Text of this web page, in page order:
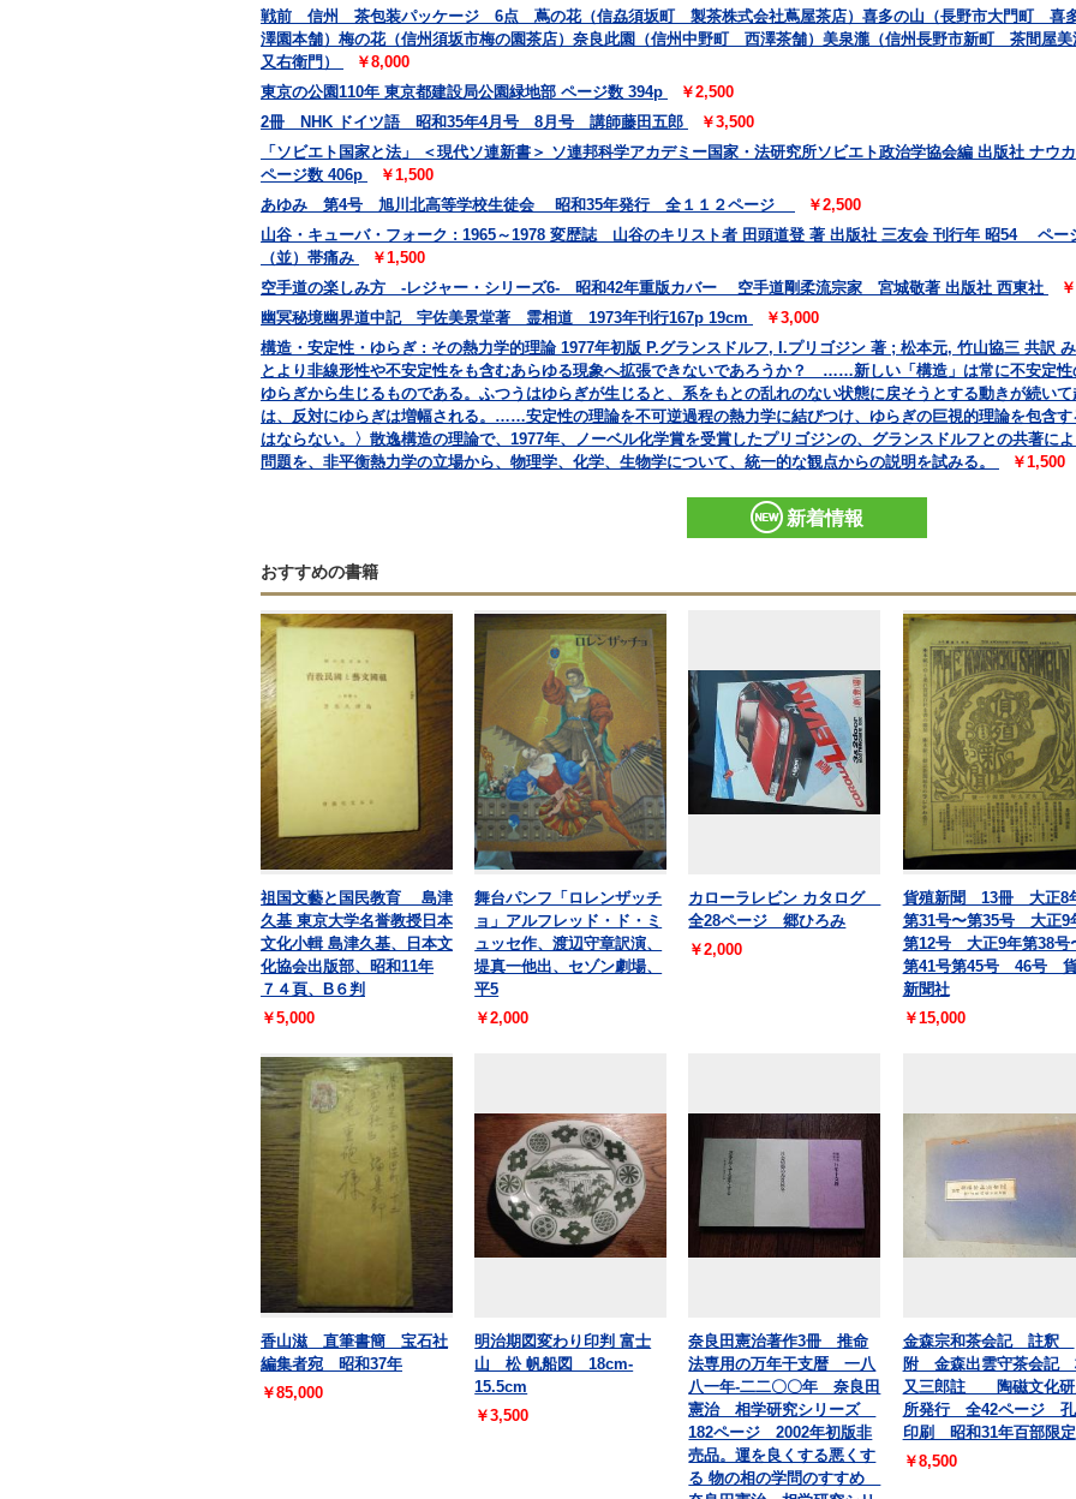
戦前 信州 茶包装パッケージ 6点 蔦の花（信劦須坂町 製茶株式会社蔦屋茶店）喜多の山（長野市大門町 喜
澤園本舗）梅の花（信州須坂市梅の園茶店）奈良此園（信州中野町 西澤茶舗）美泉瀧（信州長野市新町 茶間屋
又右衛門）
￥8,000
東京の公園110年 東京都建設局公園緑地部 ページ数 394p
￥2,500
2冊 NHK ドイツ語 昭和35年4月号 8月号 講師藤田五郎
￥3,500
「ソビエト国家と法」 ＜現代ソ連新書＞ ソ連邦科学アカデミー国家・法研究所ソビエト政治学協会編 出版社 ナウ
ページ数 406p
￥1,500
あゆみ 第4号 旭川北高等学校生徒会 昭和35年発行 全１１２ページ
￥2,500
山谷・キューバ・フォーク : 1965～1978 変歴誌 山谷のキリスト者 田頭道登 著 出版社 三友会 刊行年 昭54 ペー
（並）帯痛み
￥1,500
空手道の楽しみ方 -レジャー・シリーズ6- 昭和42年重版カバー 空手道剛柔流宗家 宮城敬著 出版社 西東社
幽冥秘境幽界道中記 宇佐美景堂著 霊相道 1973年刊行167p 19cm
￥3,000
構造・安定性・ゆらぎ : その熱力学的理論 1977年初版 P.グランスドルフ, I.プリゴジン 著 ; 松本元, 竹山協三 共訳
とより非線形性や不安定性をも含むあらゆる現象へ拡張できないであろうか？ ……新しい「構造」は常に不安定性
ゆらぎから生じるものである。ふつうはゆらぎが生じると、系をもとの乱れのない状態に戻そうとする動きが続い
は、反対にゆらぎは増幅される。……安定性の理論を不可逆過程の熱力学に結びつけ、ゆらぎの巨視的理論を包含
はならない。〉散逸構造の理論で、1977年、ノーベル化学賞を受賞したプリゴジンの、グランスドルフとの共著に
問題を、非平衡熱力学の立場から、物理学、化学、生物学について、統一的な観点からの説明を試みる。
￥1,500
新着情報
おすすめの書籍
祖国文藝と国民教育 島津
久基 東京大学名誉教授日本
文化小輯 島津久基、日本文
化協会出版部、昭和11年
７４頁、B６判
￥5,000
舞台パンフ「ロレンザッチ
ョ」アルフレッド・ド・ミ
ュッセ作、渡辺守章訳演、
堤真一他出、セゾン劇場、
平5
￥2,000
カローラレビン カタログ
全28ページ 郷ひろみ
￥2,000
貨殖新聞 13冊 大正8
第31号〜第35号 大正9
第12号 大正9年第38号
第41号第45号 46号
新聞社
￥15,000
香山滋 直筆書簡 宝石社
編集者宛 昭和37年
￥85,000
明治期図変わり印判 富士
山 松 帆船図 18cm-
15.5cm
￥3,500
奈良田憲治著作3冊 推命
法専用の万年干支暦 一八
八一年-二二〇〇年 奈良田
憲治 相学研究シリーズ
182ページ 2002年初版非
売品。運を良くする悪くす
る 物の相の学問のすすめ
金森宗和茶会記 註釈
附 金森出雲守茶会記
又三郎註 陶磁文化研
所発行 全42ページ
印刷 昭和31年百部限定
￥8,500